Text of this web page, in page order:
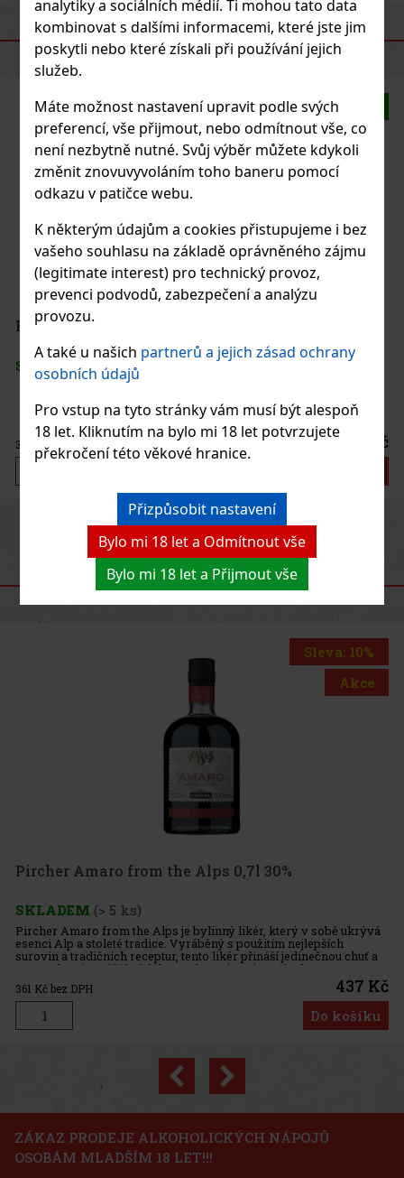
analytiky a sociálních médií. Ti mohou tato data
kombinovat s dalšími informacemi, které jste jim
poskytli nebo které získali při používání jejich
služeb.
Máte možnost nastavení upravit podle svých
preferencí, vše přijmout, nebo odmítnout vše, co
není nezbytně nutné. Svůj výběr můžete kdykoli
změnit znovuvyvoláním toho baneru pomocí
odkazu v patičce webu.
K některým údajům a cookies přistupujeme i bez
vašeho souhlasu na základě oprávněného zájmu
(legitimate interest) pro technický provoz,
prevenci podvodů, zabezpečení a analýzu
provozu.
A také u našich partnerů a jejich zásad ochrany
osobních údajů
Pro vstup na tyto stránky vám musí být alespoň
18 let. Kliknutím na bylo mi 18 let potvrzujete
překročení této věkové hranice.
Přizpůsobit nastavení
Bylo mi 18 let a Odmítnout vše
Bylo mi 18 let a Přijmout vše
PODOBNÉ PRODUKTY
Novinka
Fernet Stock Blood Orange 1 l 27%
SKLADEM(> 5 ks)
372 Kč bez DPH 450 Kč
Novinka
Fernet Stock Lime 1 l 27%
372 Kč bez DPH
Novinka
Božkov Republica Mango 0,7 l 20%
PreviousNext
DOPORUČENÉ PRODUKTY
Sleva: 10%
Akce
Pircher Amaro from the Alps 0,7l 30%
SKLADEM (> 5 ks)
Pircher Amaro from the Alps je bylinný likér, který v sobě ukrývá
esenci Alp a stoleté tradice. Vyráběný s použitím nejlepších
surovin a tradičních receptur, tento likér přináší jedinečnou chuť a
aroma, které potěší každého znalce. Historie a výroba
361 Kč bez DPH 437 Kč
Do košíku
Previous
ZÁKAZ PRODEJE ALKOHOLICKÝCH NÁPOJŮ
OSOBÁM MLADŠÍM 18 LET!!!